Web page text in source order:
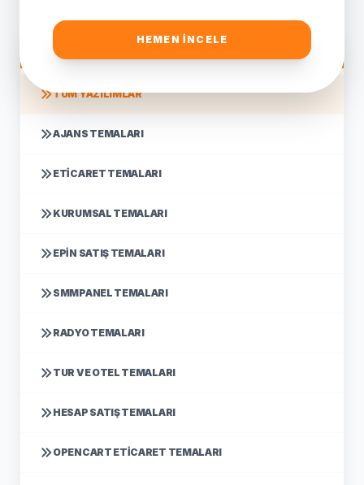
YAZILIM KATEGORILERI
TÜM YAZILIMLAR
AJANS TEMALARI
ETICARET TEMALARI
KURUMSAL TEMALARI
EPIN SATIŞ TEMALARI
SMMPANEL TEMALARI
RADYO TEMALARI
TUR VE OTEL TEMALARI
HESAP SATIŞ TEMALARI
OPENCART ETICARET TEMALARI
HEMEN İNCELE